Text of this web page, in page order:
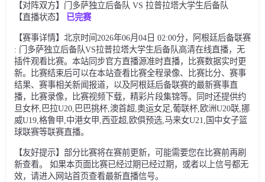
【对阵双方】门多萨独立后备队 VS 拉普拉塔大学生后备队
【直播状态】
已完赛
【赛事详情】北京时间2026年06月04日 02:00分，阿根廷后备联赛
: 门多萨独立后备队VS拉普拉塔大学生后备队高清在线直播，无
插件观看比赛。本站同步官方直播源准时直播，比赛数据实时更
新。比赛结束后可以在本站查看比赛全程录像、比赛比分、赛事
结果、赛事相关新闻报道，以及阿根廷后备联赛的最新赛事直
播，比赛录像，比赛视频下载，精彩片段集锦等。同时还提供约
旦女杯,巴拉U20,巴巴挑杯,澳首超,奥运女足,葡联杯,欧洲U20联,挪
威U19,格鲁甲,中港女甲,西亚超,欧俱预选,马来女U21,国中女子篮
球联赛等联赛直播。
【友好提示】部分比赛将在赛前更新，可能需要您在比赛前再刷
新查看。 如果本页面比赛已经过期已经过期，或者以上信号都无
效，请进入网站首页查看最新直播信号。